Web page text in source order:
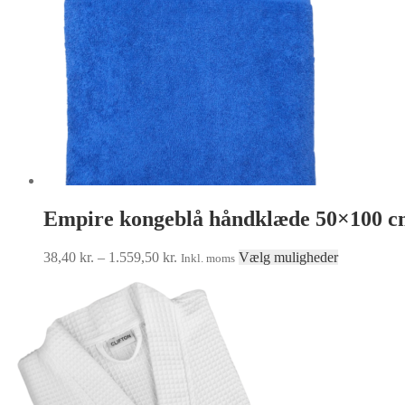
Empire kongeblå håndklæde 50×100
38,40 kr. – 1.559,50 kr. Prisinterval:
til
1.559,50 kr.
Inkl. moms Vælg mulighederDette